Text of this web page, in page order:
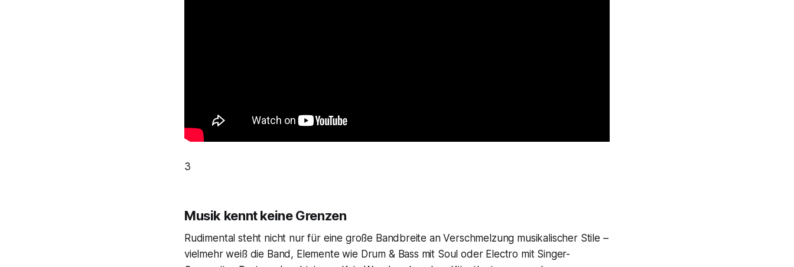
3
Musik kennt keine Grenzen
Rudimental steht nicht nur für eine große Bandbreite an Verschmelzung musikalischer Stile –
vielmehr weiß die Band, Elemente wie Drum & Bass mit Soul oder Electro mit Singer-